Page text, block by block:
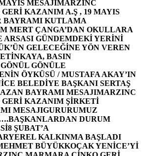
MESAJIMARZINC
KAZANIM A.Ş , 19 MAYIS
BAYRAMI KUTLAMA
MERT ÇANGA’DAN OKULLARA
ARSASI GÜNDEMDEKİ YERİNİ
GELECEĞİNE YÖN VEREN
BASIN
GÖNÜLE
ÖYKÜSÜ / MUSTAFA AKAY’IN
BELEDİYE BAŞKANI SERTAŞ
BAYRAMI MESAJIMARZINC
KAZANIM ŞİRKETİ
MESAJIGURURUMUZ
BAŞKANLARDAN DURUM
8 ŞUBAT’A
YEREL KALKINMA BAŞLADI
BÜYÜKKOÇAK YENİCE’Yİ